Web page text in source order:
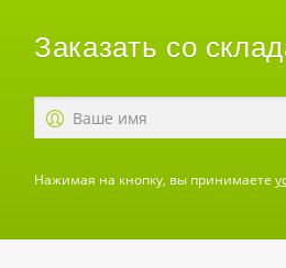
Заказать со
Нажимая на кнопку, вы принимаете